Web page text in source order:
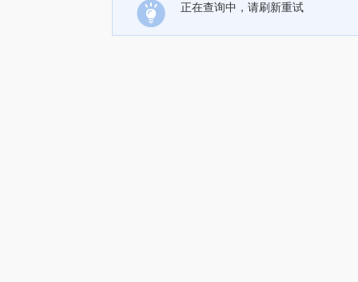
正在查询中，请刷新重试